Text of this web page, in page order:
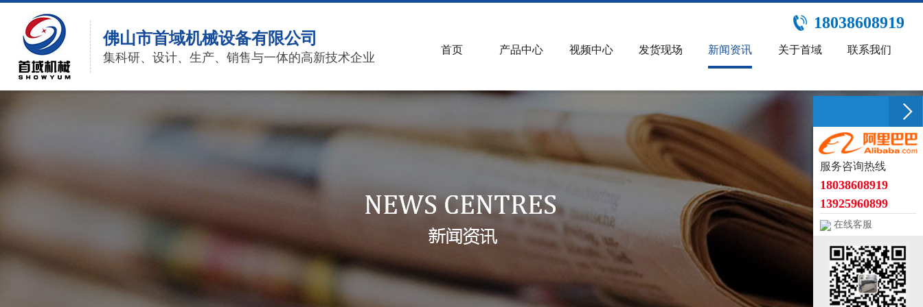
佛山市首域机械设备有限公司
集科研、设计、生产、销售与一体的高新技术企业
18038608919
首页 产品中心 视频中心 发货现场 新闻资讯 关于首域 联系我们
服务咨询热线
18038608919
13925960899
在线客服